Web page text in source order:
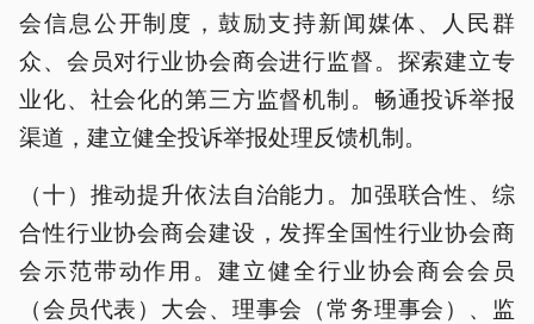
会信息公开制度，鼓励支持新闻媒体、人民群
众、会员对行业协会商会进行监督。探索建立专
业化、社会化的第三方监督机制。畅通投诉举报
渠道，建立健全投诉举报处理反馈机制。
（十）推动提升依法自治能力。加强联合性、综
合性行业协会商会建设，发挥全国性行业协会商
会示范带动作用。建立健全行业协会商会会员
（会员代表）大会、理事会（常务理事会）、监